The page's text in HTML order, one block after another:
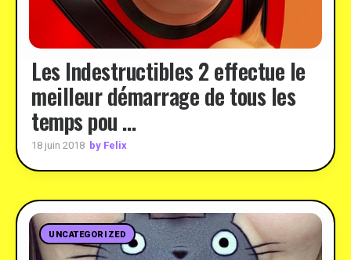
Les Indestructibles 2 effectue le
meilleur démarrage de tous les
temps pou …
18 juin 2018 by Felix
UNCATEGORIZED